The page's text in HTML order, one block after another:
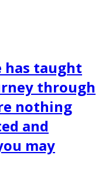
has taught
through
nothing
and
may